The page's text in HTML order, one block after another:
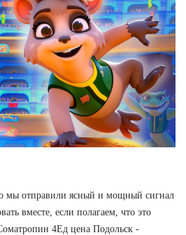
мы отправили ясный и мощный сигнал
вместе, если полагаем, что это
4Ед цена Подольск -